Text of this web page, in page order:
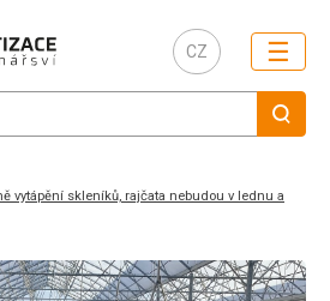
CZ ☰
vytápění skleníků, rajčata nebudou v lednu a